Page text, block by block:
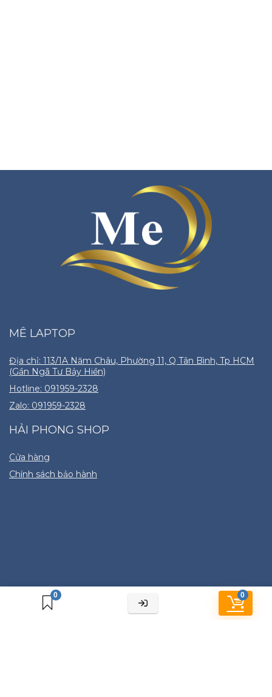
0 0
MÊ LAPTOP
Địa chỉ: 113/1A Năm Châu, Phường 11, Q Tân Bình, Tp HCM
(Gần Ngã Tư Bảy Hiền)
Hotline: 091959-2328
Zalo: 091959-2328
HẢI PHONG SHOP
Cửa hàng
Chính sách bảo hành